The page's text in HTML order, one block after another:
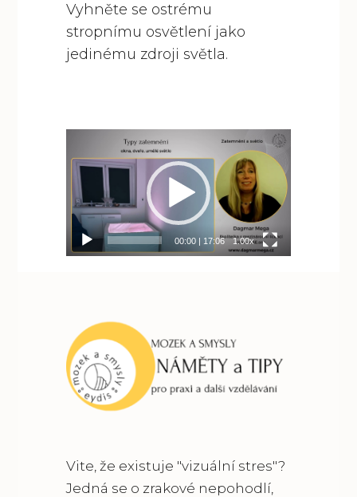
Vyhněte se ostrému
stropnímu osvětlení jako
jedinému zdroji světla.
přehrávač
00:00 | 17:06 1.00x
Vite, že existuje "vizuální stres"?
Jedná se o zrakové nepohodlí,